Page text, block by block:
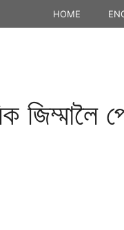
HOME
জিম্মালৈ